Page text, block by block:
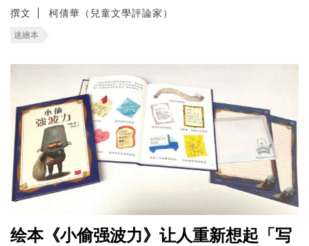
撰文 柯倩華（兒童文學評論家）
迷繪本
绘本《小偷强波力》让人重新想起「写